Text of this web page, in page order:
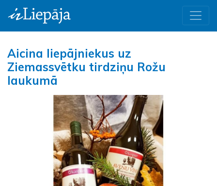
Aicina liepājniekus uz
Ziemassvētku tirdziņu Rožu
laukumā